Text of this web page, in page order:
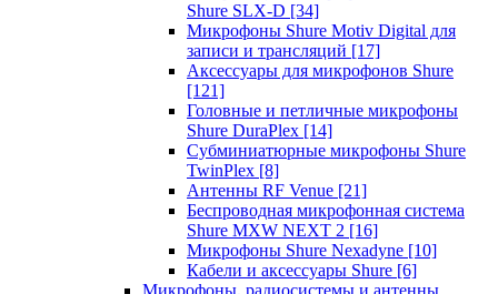
Shure SLX-D [34]
Микрофоны Shure Motiv Digital для
записи и трансляций [17]
Аксессуары для микрофонов Shure
[121]
Головные и петличные микрофоны
Shure DuraPlex [14]
Субминиатюрные микрофоны Shure
TwinPlex [8]
Антенны RF Venue [21]
Беспроводная микрофонная система
Shure MXW NEXT 2 [16]
Микрофоны Shure Nexadyne [10]
Кабели и аксессуары Shure [6]
Микрофоны, радиосистемы и антенны